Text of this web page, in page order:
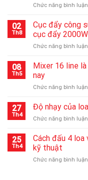
Chức năng bình
02
Th8
Cục đẩy công
cục đẩy
Chức năng bình
08
Th5
Mixer 16 line
nay
Chức năng bình
27
Th4
Độ nhạy của
Chức năng bình
25
Th4
Cách đấu 4 loa
kỹ thuật
Chức năng bình